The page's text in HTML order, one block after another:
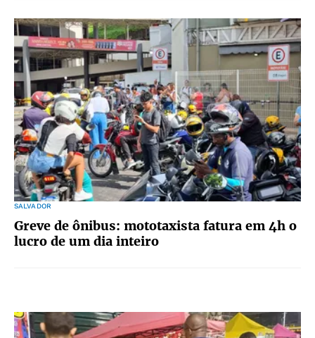
SALVADOR
Greve de ônibus: mototaxista fatura em 4h o
lucro de um dia inteiro